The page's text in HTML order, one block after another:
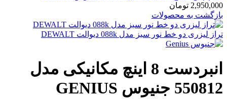
2,950,000 تومان
بازگشت به محصولات
تراز لیزری دو خط نور سبز مدل 088k دیوالت DEWALT
انبردست 8 اینچ مکانیکی مدل
550812 جنیوس GENIUS